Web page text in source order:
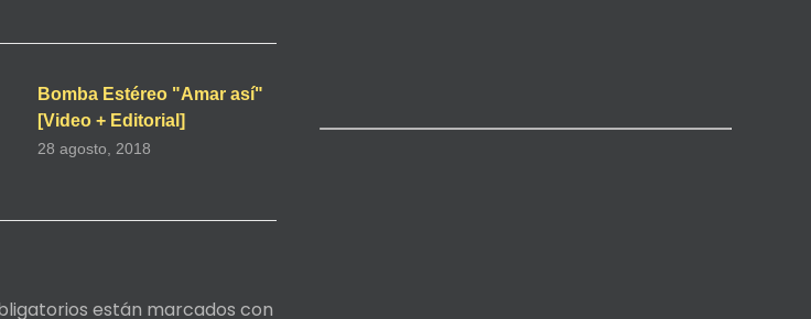
Bomba Estéreo "Amar así"
[Video + Editorial]
28 agosto, 2018
están marcados con